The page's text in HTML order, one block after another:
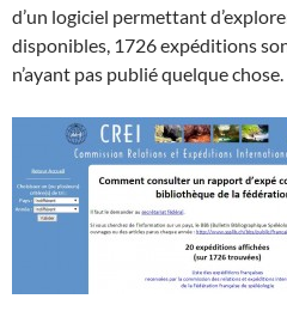
d’un logiciel permettant
disponibles, 1726 expéditions
n’ayant pas publié quelque chose.